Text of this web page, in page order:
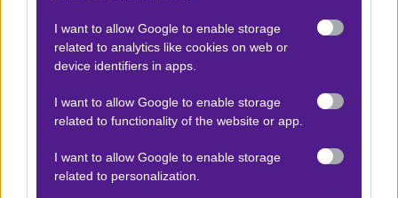
I want to allow Google to enable storage
related to analytics like cookies on web or
device identifiers in apps.
I want to allow Google to enable storage
related to functionality of the website or app.
I want to allow Google to enable storage
related to personalization.
Super league
Βαθμολογίες Aγγλία – Premier league
Βαθμολογίες Ισπανίας- La liga
Βαθμολογίες Γαλλίας-League 1